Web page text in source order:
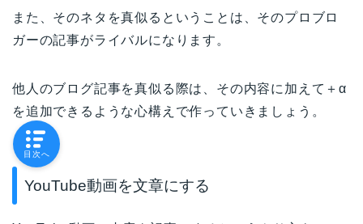
また、そのネタを真似るということは、そのプロブロ
ガーの記事がライバルになります。
他人のブログ記事を真似る際は、その内容に加えて＋α
を追加できるような心構えで作っていきましょう。
YouTube動画を文章にする
目次へ